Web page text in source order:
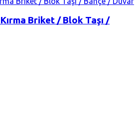
Briket / Blok Taşı /